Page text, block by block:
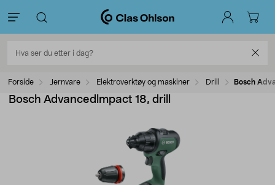
Forside Jernvare Elektroverktøy og maskiner Drill Bosch
Bosch Advancedlmpact 18, drill